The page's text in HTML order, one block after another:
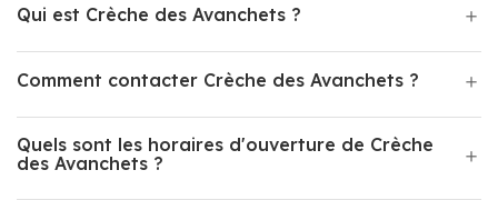
Qui est Crèche des Avanchets ?
Comment contacter Crèche des Avanchets ?
Quels sont les horaires d'ouverture de Crèche
des Avanchets ?